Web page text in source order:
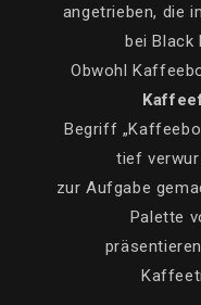
angetrieben, die
bei Black
Obwohl
Begriff
tief
zur Aufgabe
Palette